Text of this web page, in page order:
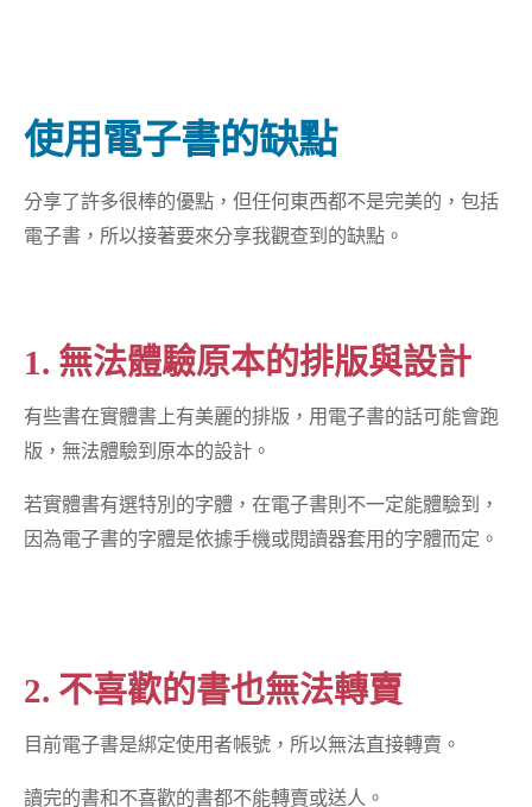
使用電子書的缺點
分享了許多很棒的優點，但任何東西都不是完美的，包括
電子書，所以接著要來分享我觀查到的缺點。
1. 無法體驗原本的排版與設計
有些書在實體書上有美麗的排版，用電子書的話可能會跑
版，無法體驗到原本的設計。
若實體書有選特別的字體，在電子書則不一定能體驗到，
因為電子書的字體是依據手機或閱讀器套用的字體而定。
2. 不喜歡的書也無法轉賣
目前電子書是綁定使用者帳號，所以無法直接轉賣。
讀完的書和不喜歡的書都不能轉賣或送人。